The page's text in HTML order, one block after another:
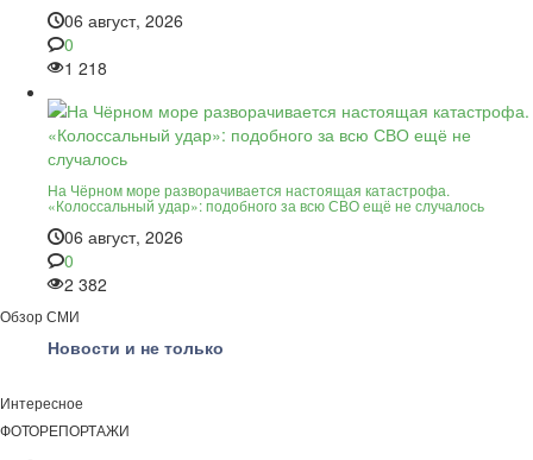
06 август, 2026
0
1 218
На Чёрном море разворачивается настоящая катастрофа.
«Колоссальный удар»: подобного за всю СВО ещё не случалось
06 август, 2026
0
2 382
Обзор СМИ
Новости и не только
Интересное
ФОТОРЕПОРТАЖИ